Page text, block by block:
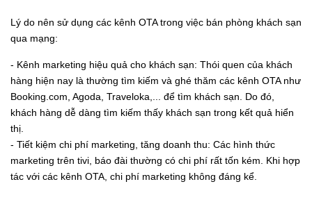
Lý do nên sử dụng các kênh OTA trong việc bán phòng khách sạn
qua mạng:
- Kênh marketing hiệu quả cho khách sạn: Thói quen của khách
hàng hiện nay là thường tìm kiếm và ghé thăm các kênh OTA như
Booking.com, Agoda, Traveloka,... để tìm khách sạn. Do đó,
khách hàng dễ dàng tìm kiếm thấy khách sạn trong kết quả hiển
thị.
- Tiết kiệm chi phí marketing, tăng doanh thu: Các hình thức
marketing trên tivi, báo đài thường có chi phí rất tốn kém. Khi hợp
tác với các kênh OTA, chi phí marketing không đáng kể.